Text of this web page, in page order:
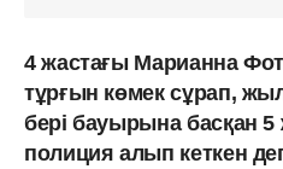
4 жастағы Марианна
тұрғын көмек сұрап,
бері бауырына басқан
полиция алып кеткен